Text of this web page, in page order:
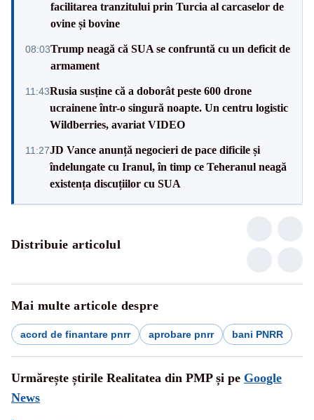
facilitarea tranzitului prin Turcia al carcaselor de
ovine și bovine
08:03Trump neagă că SUA se confruntă cu un deficit de
armament
11:43Rusia susține că a doborât peste 600 drone
ucrainene într-o singură noapte. Un centru logistic
Wildberries, avariat VIDEO
11:27JD Vance anunță negocieri de pace dificile și
îndelungate cu Iranul, în timp ce Teheranul neagă
existența discuțiilor cu SUA
Distribuie articolul
Mai multe articole despre
acord de finantare pnrr aprobare pnrr bani PNRR
Urmărește știrile Realitatea din PMP și pe Google
News